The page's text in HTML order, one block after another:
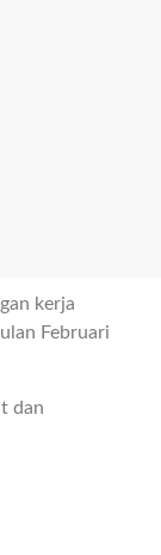
kerja
Februari
dan